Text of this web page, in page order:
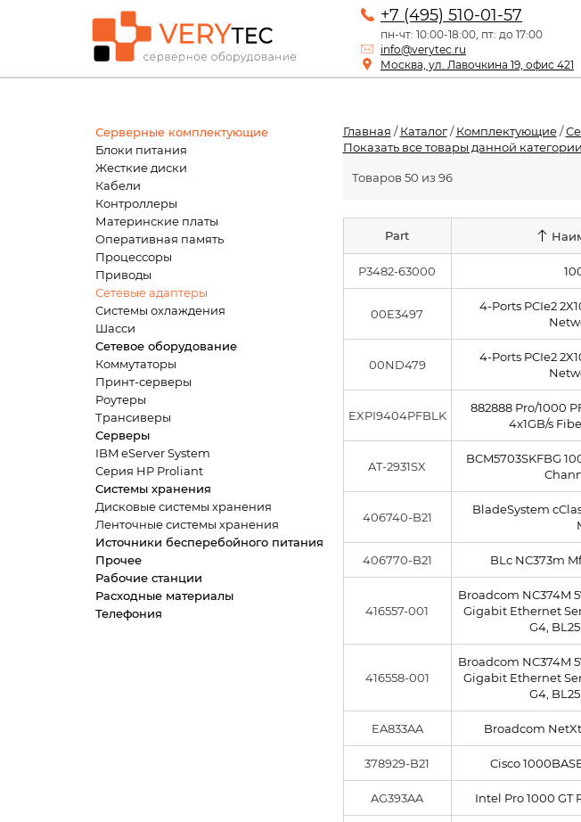
+7 (495) 510-01-57
пн-чт: 10:00-18:00, пт: до 17:00
info@verytec.ru
Москва, ул. Лавочкина 19, офис 421
Серверные комплектующие
Блоки питания
Жесткие диски
Кабели
Контроллеры
Материнские платы
Оперативная память
Процессоры
Приводы
Сетевые адаптеры
Системы охлаждения
Шасси
Сетевое оборудование
Коммутаторы
Принт-серверы
Роутеры
Трансиверы
Серверы
IBM eServer System
Серия HP Proliant
Системы хранения
Дисковые системы хранения
Ленточные системы хранения
Источники бесперебойного питания
Прочее
Рабочие станции
Расходные материалы
Телефония
Главная /Каталог/Комплектующие/
Показать все товары данной категории
Товаров 50 из 96
Part
P3482-63000
00E3497
4-Ports PCIe2
00ND479
4-Ports PCIe2
EXPI9404PFBLK
882888 Pro/1000
4x1GB/s
AT-2931SX
BCM5703SKFBG
406740-B21
BladeSystem
406770-B21 BLc NC373m
416557-001
Broadcom NC374M
Gigabit Ethernet
G4,
416558-001
Broadcom NC374M
Gigabit Ethernet
G4,
EA833AA Broadcom
378929-B21 Cisco
AG393AA Intel Pro 1000 GT